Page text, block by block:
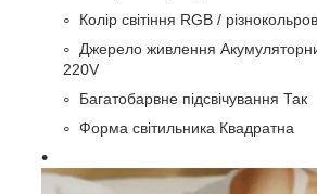
Колір світіння RGB /
Джерело живлення
220V
Багатобарвне підсвічування Так
Форма світильника Квадратна